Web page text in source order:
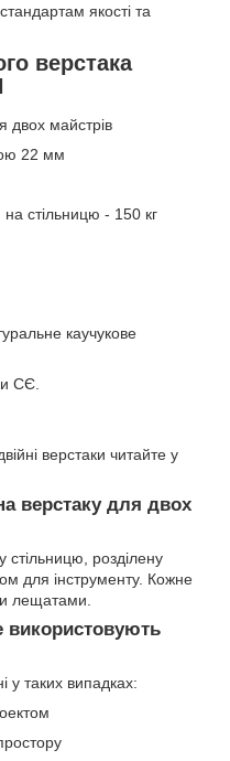
якості та
верстака
двох майстрів
22 мм
стільницю - 150 кг
каучукове
СЄ.
верстаки читайте у
верстаку для двох
стільницю, розділену
для інструменту. Кожне
лещатами.
використовують
у таких випадках: